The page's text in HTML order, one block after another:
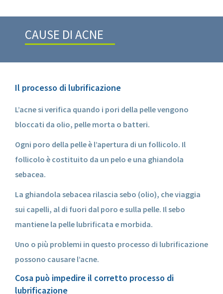
CAUSE DI ACNE
Il processo di lubrificazione
L’acne si verifica quando i pori della pelle vengono
bloccati da olio, pelle morta o batteri.
Ogni poro della pelle è l’apertura di un follicolo. Il
follicolo è costituito da un pelo e una ghiandola
sebacea.
La ghiandola sebacea rilascia sebo (olio), che viaggia
sui capelli, al di fuori dal poro e sulla pelle. Il sebo
mantiene la pelle lubrificata e morbida.
Uno o più problemi in questo processo di lubrificazione
possono causare l’acne.
Cosa può impedire il corretto processo di
lubrificazione